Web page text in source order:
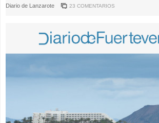
Diario de Lanzarote 23 COMENTARIOS